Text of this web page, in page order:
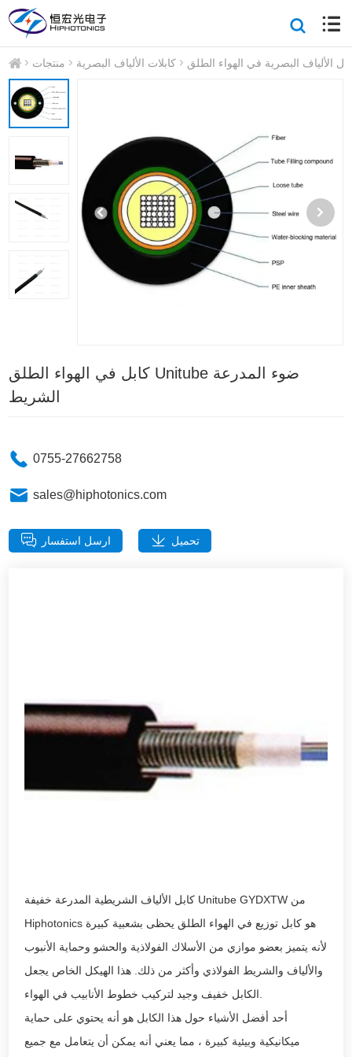
منتجات كابلات الألياف البصرية الألياف البصرية في الهواء الطلق
كابل في الهواء الطلق Unitube ضوء المدرعة
الشريط
0755-27662758
sales@hiphotonics.com
ارسل استفسار تحميل
كابل الألياف الشريطية المدرعة خفيفة Unitube GYDXTW من
Hiphotonics هو كابل توزيع في الهواء الطلق يحظى بشعبية كبيرة
لأنه يتميز بعضو موازي من الأسلاك الفولاذية والحشو وحماية الأنبوب
والألياف والشريط الفولاذي وأكثر من ذلك. هذا الهيكل الخاص يجعل
أحد أفضل الأشياء حول هذا الكابل هو أنه يحتوي على حماية
ميكانيكية وبيئية كبيرة ، مما يعني أنه يمكن أن يتعامل مع جميع